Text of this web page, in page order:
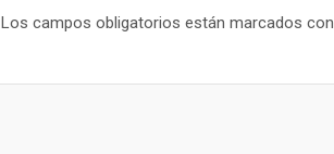
Los campos obligatorios están marcados con